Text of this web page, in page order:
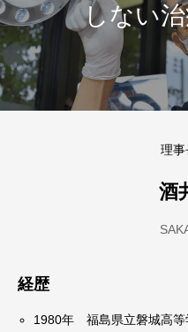
しない
理事
酒
経歴
1980年 福島県立磐城高等